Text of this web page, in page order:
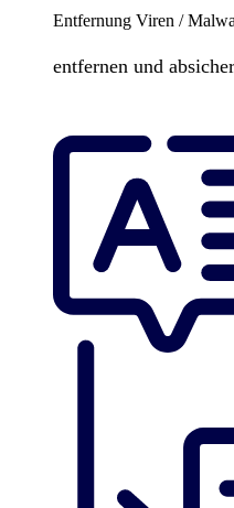
Entfernung Viren /
entfernen und